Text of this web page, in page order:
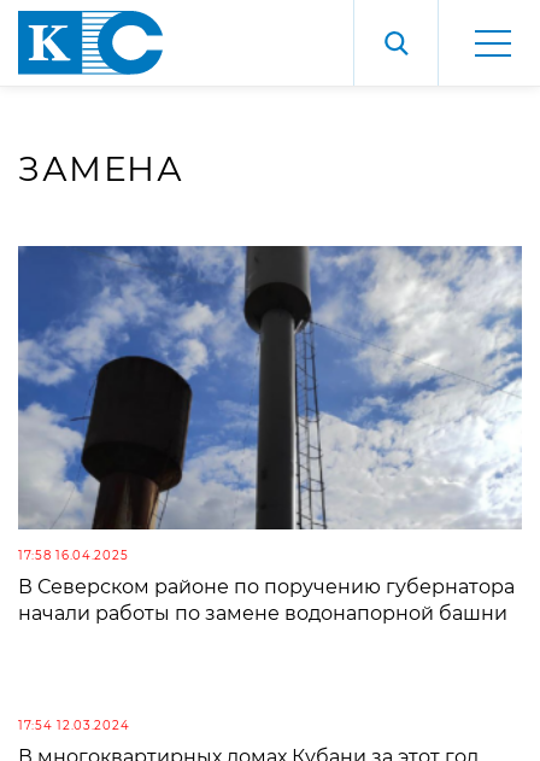
ЗАМЕНА
17:58 16.04.2025
В Северском районе по поручению губернатора
начали работы по замене водонапорной башни
17:54 12.03.2024